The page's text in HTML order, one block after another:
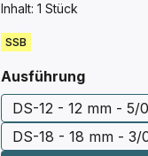
Inhalt: 1 Stück
SSB
Ausführung
DS-12 - 12 mm - 5/
DS-18 - 18 mm -